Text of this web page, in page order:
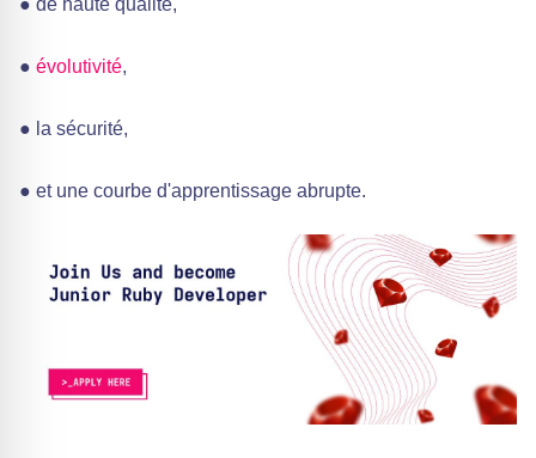
● de haute qualité,
● évolutivité,
● la sécurité,
● et une courbe d'apprentissage abrupte.